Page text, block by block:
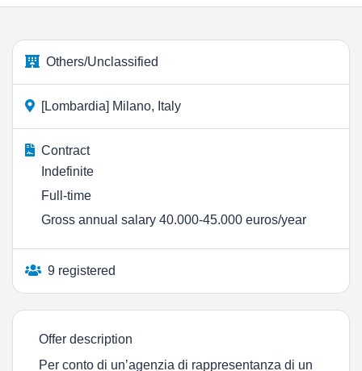
Others/Unclassified
[Lombardia] Milano, Italy
Contract
Indefinite
Full-time
Gross annual salary 40.000-45.000 euros/year
9 registered
Offer description
Per conto di un’agenzia di rappresentanza di un